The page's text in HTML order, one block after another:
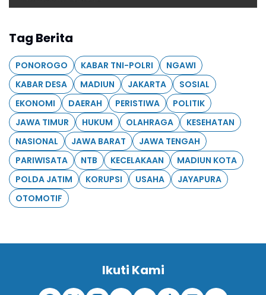
Tag Berita
PONOROGO KABAR TNI-POLRI
NGAWI
KABAR DESA
MADIUN JAKARTA
SOSIAL
EKONOMI
DAERAH PERISTIWA
POLITIK
JAWA TIMUR
HUKUM OLAHRAGA
KESEHATAN
NASIONAL
JAWA BARAT
JAWA TENGAH
PARIWISATA
NTB KECELAKAAN
MADIUN KOTA
POLDA JATIM
KORUPSI USAHA
JAYAPURA
OTOMOTIF
Ikuti Kami